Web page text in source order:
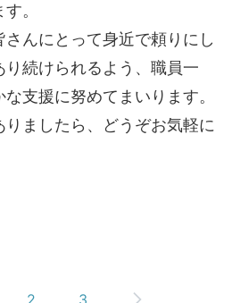
。
んにとって身近で頼りにし
続けられるよう、職員一
支援に努めてまいります。
ましたら、どうぞお気軽に